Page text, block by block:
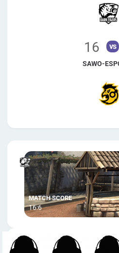
16 vs
SAWO-
16:6